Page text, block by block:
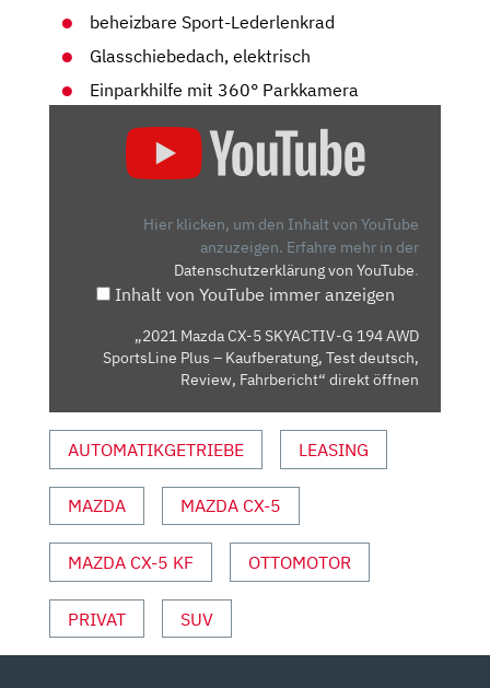
beheizbare Sport-Lederlenkrad
Glasschiebedach, elektrisch
Einparkhilfe mit 360° Parkkamera
SPORTSLINE
TEST
DEUTSCH,
REVIEW,
FAHRBERICHT“
YOUTUBE
ANZEIGEN
Hier klicken, um den Inhalt von YouTube
anzuzeigen. Erfahre mehr in der
Datenschutzerklärung von YouTube.
Inhalt von YouTube immer anzeigen
„2021 Mazda CX-5 SKYACTIV-G 194 AWD
SportsLine Plus – Kaufberatung, Test deutsch,
Review, Fahrbericht“ direkt öffnen
AUTOMATIKGETRIEBE LEASING
MAZDA MAZDA CX-5
MAZDA CX-5 KF OTTOMOTOR
PRIVAT SUV